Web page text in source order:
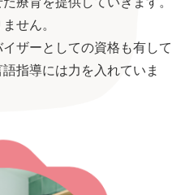
せん。
ザーとしての資格も有して
指導には力を入れていま